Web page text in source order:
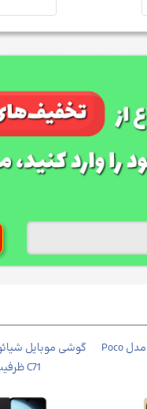
C71 ظرفیت ...
گوشی موبایل شیائومی مدل Poco